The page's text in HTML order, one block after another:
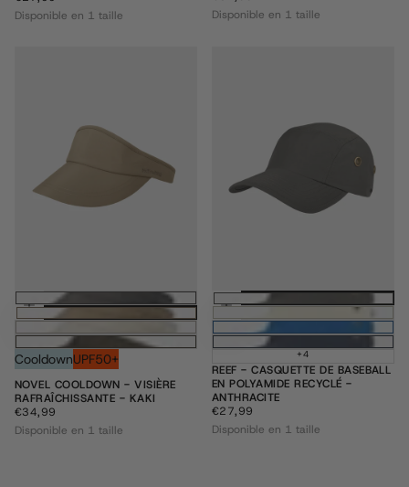
RÉGULIER
Disponible en 1 taille
RÉGULIER
Disponible en 1 taille
Ajouter au panier
CooldownUPF50+
NOVEL COOLDOWN - VISIÈRE
RAFRAÎCHISSANTE - KAKI
€34,99
PRIX
RÉGULIER
€34,99
Disponible en 1 taille
Ajouter au
+4
REEF - CASQUETTE DE BASEBALL
EN POLYAMIDE RECYCLÉ -
ANTHRACITE
€27,99
PRIX
RÉGULIER
€27,99
Disponible en 1 taille